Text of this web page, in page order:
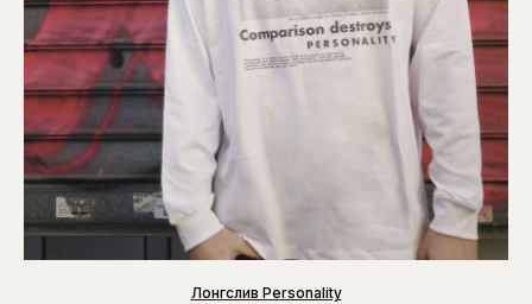
Лонгслив Personality